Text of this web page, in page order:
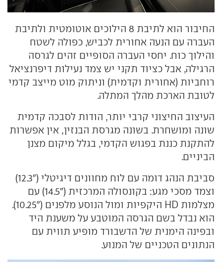
החיבור הוא לתיבת 8 הילוכים אוטומטית ולתיבת
העברה עם הנעה אחורית לכביש, כפולה לשטח
והילוך כוח. יחסי העברה הסופיים זהים לגרסה
הרגילה, אבל כציוד תקני יש צמד נעילות דיפרנציאל
רוחביות (אחורית וקדמית) וניתוק מוט מייצב קדמי
לטובת הארכת מהלך המתלה.
העיצוב החיצוני קרבי יותר, הודות לסבכה קדמית
שונה ומושחרת. בשונה מגרסת הבנזין, אין אפשרות
להתקנת כננת בפגוש הקדמי, בגלל מיקום מצנן
הביניים.
סביבת הנהג דומה עם לוח מחוונים דיגיטלי ("12.3)
וצמד מסכי מגע: בקונסולה המרכזית ("14.5) עם
מצלמות HD היקפיות ומול הנוסע מלפנים ("10.25).
הוא נבדל בשם הגרסה המוטבע על משענת היד
ובפינה הימנית של הדשבורד מופיע תווית עם
הנתונים הטכניים של המנוע.